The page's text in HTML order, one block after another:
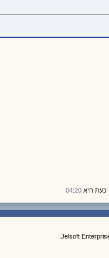
04:20